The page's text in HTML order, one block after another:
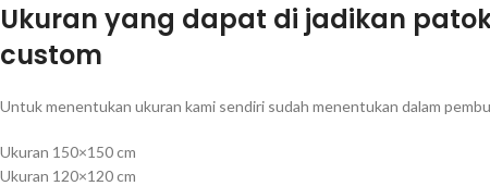
Ukuran yang dapat di jadikan
custom
Untuk menentukan ukuran kami sendiri sudah menentukan dalam
Ukuran 150×150 cm
Ukuran 120×120 cm